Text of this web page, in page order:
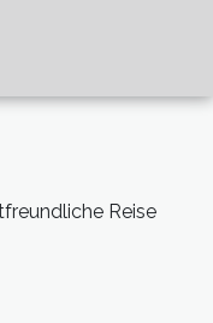
Reise